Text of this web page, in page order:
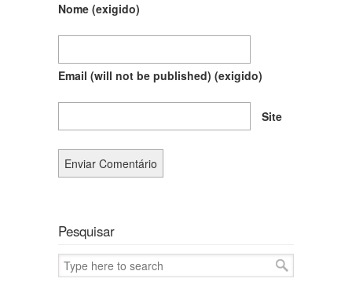
Nome (exigido)
Email (will not be published) (exigido)
Site
Pesquisar